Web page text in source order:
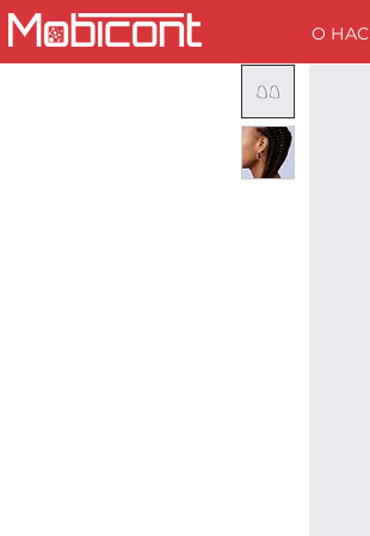
О НАС